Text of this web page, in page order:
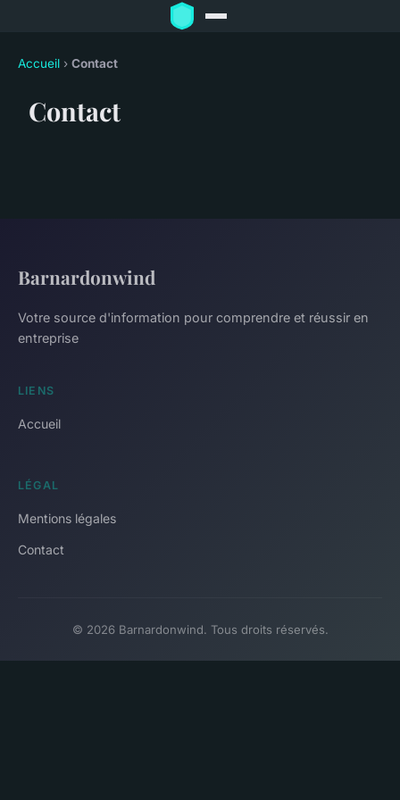
Accueil › Contact
Contact
Barnardonwind
Votre source d'information pour comprendre et réussir en
entreprise
LIENS
Accueil
LÉGAL
Mentions légales
Contact
© 2026 Barnardonwind. Tous droits réservés.